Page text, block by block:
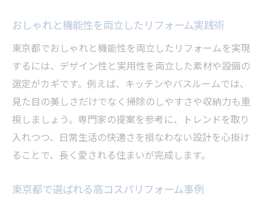
おしゃれと機能性を両立したリフォーム実践術
東京都でおしゃれと機能性を両立したリフォームを実現
するには、デザイン性と実用性を両立した素材や設備の
選定がカギです。例えば、キッチンやバスルームでは、
見た目の美しさだけでなく掃除のしやすさや収納力も重
視しましょう。専門家の提案を参考に、トレンドを取り
入れつつ、日常生活の快適さを損なわない設計を心掛け
ることで、長く愛される住まいが完成します。
東京都で選ばれる高コスパリフォーム事例